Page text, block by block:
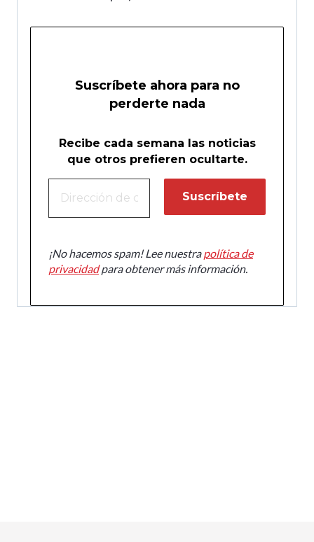
Suscríbete ahora para no
perderte nada
Recibe cada semana las noticias
que otros prefieren ocultarte.
¡No hacemos spam! Lee nuestrapolítica de
privacidadpara obtener más información.